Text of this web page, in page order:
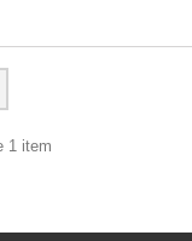
1 item